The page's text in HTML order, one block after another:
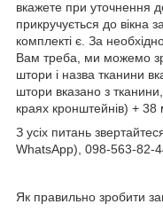
вкажете при уточнення
прикручується до вікна
комплекті є. За
Вам треба, ми можемо
штори і назва тканини
штори вказано з
краях кронштейнів) + 38
З усіх питань
WhatsApp), 098-563-82-
Як правильно зробити